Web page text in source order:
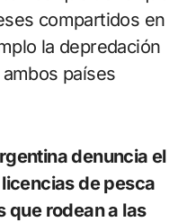
compartidos en
la depredación
países
denuncia el
de pesca
que rodean a las